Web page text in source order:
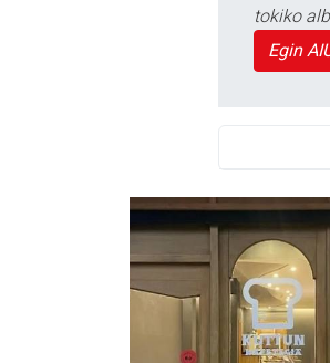
tokiko
Egin